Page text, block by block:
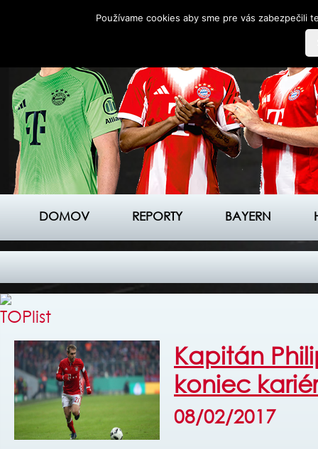
DOMOV REPORTY BAYERN
Kapitán
koniec
08/02/2017
Používame cookies aby sme pre vás zabezpečili